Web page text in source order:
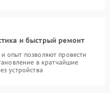
и быстрый ремонт
опыт позволяют провести
в кратчайшие
устройства